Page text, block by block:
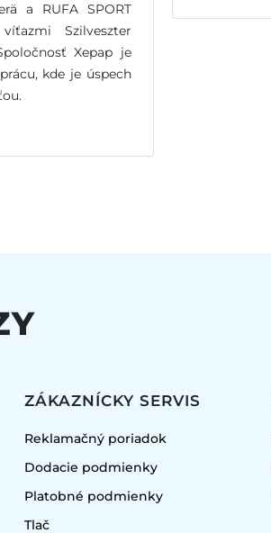
a RUFA SPORT
Szilveszter
Xepap je
kde je úspech
ZÁKAZNÍCKY SERVIS
Reklamačný poriadok
Dodacie podmienky
Platobné podmienky
Tlač